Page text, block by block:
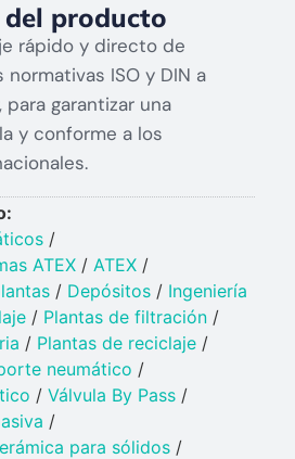
producto
rápido y directo de
normativas ISO y DIN a
garantizar una
y conforme a los
/
ATEX/ ATEX/
/ Depósitos/ Ingeniería
/ Plantas de filtración/
/ Plantas de reciclaje/
neumático /
/ Válvula By Pass/
/
para sólidos/